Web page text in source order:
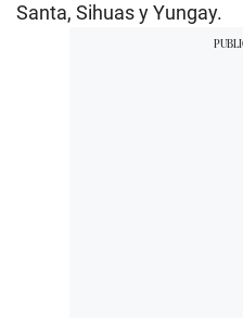
Santa, Sihuas y Yungay.